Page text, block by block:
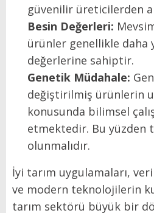
güvenilir üreticilerden
Besin Değerleri:
ürünler genellikle daha
değerlerine sahiptir.
Genetik Müdahale:
değiştirilmiş ürünlerin
konusunda bilimsel
etmektedir. Bu yüzden
olunmalıdır.
İyi tarım uygulamaları,
ve modern teknolojilerin
tarım sektörü büyük bir